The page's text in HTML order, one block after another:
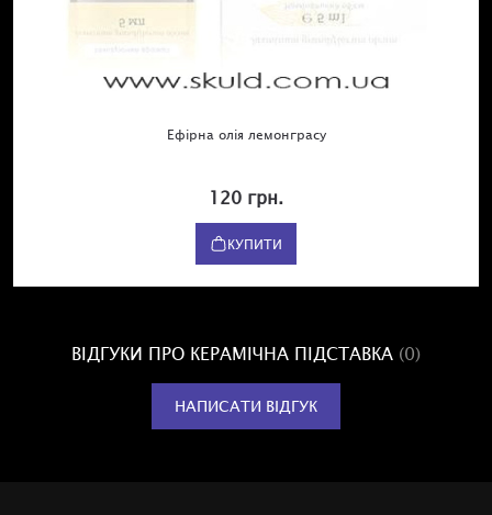
Ефірна олія лемонграсу
120 грн.
КУПИТИ
ВІДГУКИ ПРО КЕРАМІЧНА ПІДСТАВКА (0)
НАПИСАТИ ВІДГУК